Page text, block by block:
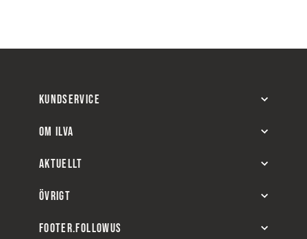
KUNDSERVICE
OM ILVA
AKTUELLT
ÖVRIGT
FOOTER.FOLLOWUS